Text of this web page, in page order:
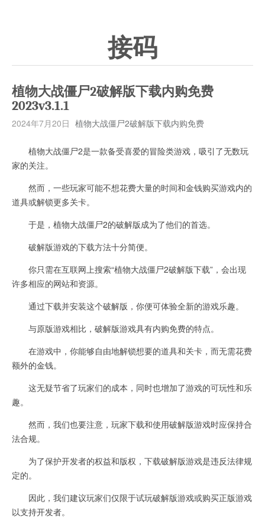
接码
植物大战僵尸2破解版下载内购免费
2023v3.1.1
2024年7月20日 植物大战僵尸2破解版下载内购免费
植物大战僵尸2是一款备受喜爱的冒险类游戏，吸引了无数玩
家的关注。
然而，一些玩家可能不想花费大量的时间和金钱购买游戏内的
道具或解锁更多关卡。
于是，植物大战僵尸2的破解版成为了他们的首选。
破解版游戏的下载方法十分简便。
你只需在互联网上搜索“植物大战僵尸2破解版下载”，会出现
许多相应的网站和资源。
通过下载并安装这个破解版，你便可体验全新的游戏乐趣。
与原版游戏相比，破解版游戏具有内购免费的特点。
在游戏中，你能够自由地解锁想要的道具和关卡，而无需花费
额外的金钱。
这无疑节省了玩家们的成本，同时也增加了游戏的可玩性和乐
趣。
然而，我们也要注意，玩家下载和使用破解版游戏时应保持合
法合规。
为了保护开发者的权益和版权，下载破解版游戏是违反法律规
定的。
因此，我们建议玩家们仅限于试玩破解版游戏或购买正版游戏
以支持开发者。